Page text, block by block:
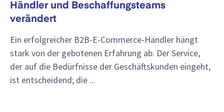
Händler und Beschaffungsteams
verändert
Ein erfolgreicher B2B-E-Commerce-Händler hängt
stark von der gebotenen Erfahrung ab. Der Service,
der auf die Bedürfnisse der Geschäftskunden eingeht,
ist entscheidend; die ...